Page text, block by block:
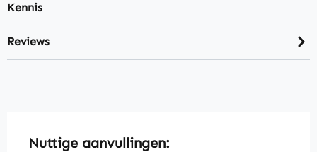
Kennis
Reviews
Skip product gallery
Nuttige aanvullingen: